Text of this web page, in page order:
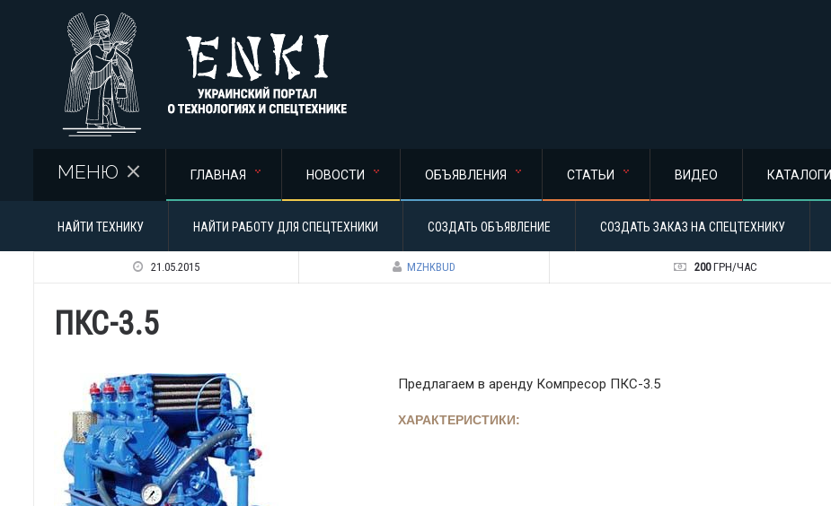
МЕНЮ ГЛАВНАЯ НОВОСТИ ОБЪЯВЛЕНИЯ СТАТЬИ ВИДЕО КАТАЛОГИ
НАЙТИ ТЕХНИКУ НАЙТИ РАБОТУ ДЛЯ СПЕЦТЕХНИКИ СОЗДАТЬ ОБЪЯВЛЕНИЕ СОЗДАТЬ ЗАКАЗ НА СПЕЦТЕХНИКУ
21.05.2015 MZHKBUD 200 ГРН/ЧАС
ПКС-3.5
Предлагаем в аренду Компресор ПКС-3.5
ХАРАКТЕРИСТИКИ: